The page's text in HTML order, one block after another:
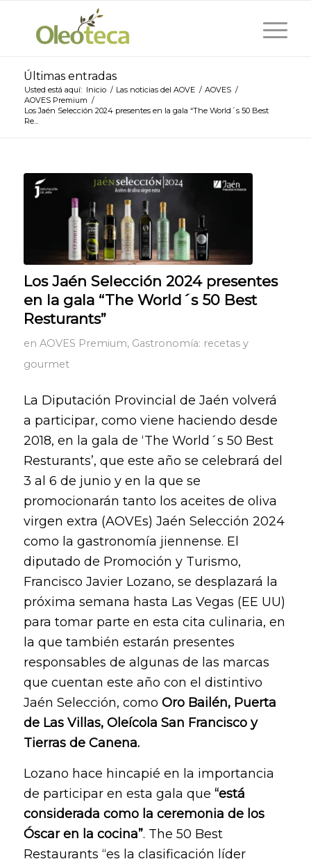
Últimas entradas
Usted está aquí: Inicio / Las noticias del AOVE / AOVES /
AOVES Premium /
Los Jaén Selección 2024 presentes en la gala “The World´s 50 Best
Re...
Los Jaén Selección 2024 presentes
en la gala “The World´s 50 Best
Resturants”
en AOVES Premium, Gastronomía: recetas y
gourmet
La Diputación Provincial de Jaén volverá
a participar, como viene haciendo desde
2018, en la gala de ‘The World´s 50 Best
Resturants’, que este año se celebrará del
3 al 6 de junio y en la que se
promocionarán tanto los aceites de oliva
virgen extra (AOVEs) Jaén Selección 2024
como la gastronomía jiennense. El
diputado de Promoción y Turismo,
Francisco Javier Lozano, se desplazará la
próxima semana hasta Las Vegas (EE UU)
para tomar parte en esta cita culinaria, en
la que también estarán presentes
responsables de algunas de las marcas
que cuentan este año con el distintivo
Jaén Selección, como Oro Bailén, Puerta
de Las Villas, Oleícola San Francisco y
Tierras de Canena.
Lozano hace hincapié en la importancia
de participar en esta gala que “está
considerada como la ceremonia de los
Óscar en la cocina”. The 50 Best
Restaurants “es la clasificación líder